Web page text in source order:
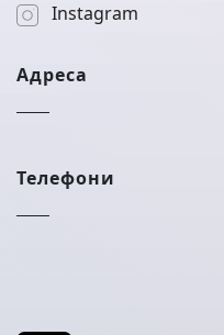
Instagram
Адреса
Телефони